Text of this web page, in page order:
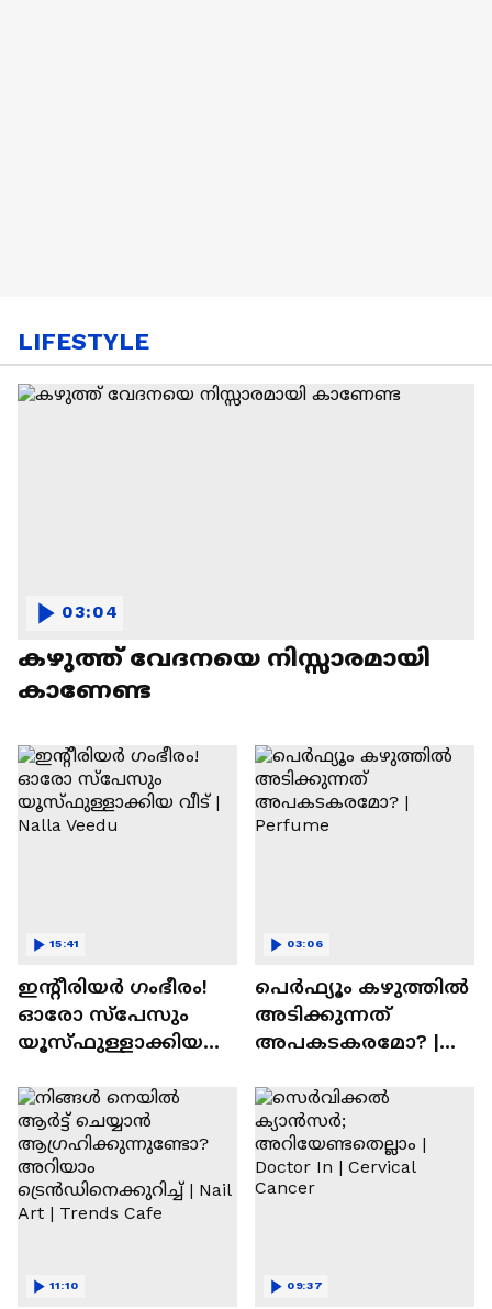
LIFESTYLE
കഴുത്ത് വേദനയെ നിസ്സാരമായി
കാണേണ്ട
03:04
ഇന്റീരിയർ ഗംഭീരം!
ഓരോ സ്‌പേസും
യൂസ്ഫുള്ളാക്കിയ
15:41
പെർഫ്യൂം കഴുത്തിൽ
അടിക്കുന്നത്
അപകടകരമോ? |
03:06
11:10 09:37